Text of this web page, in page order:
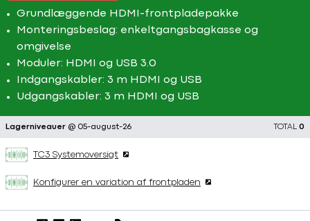
Grundlæggende HDMI-frontpladepakke
Monteringsbeslag: enkeltgangsbagkasse og
omgivelse
Moduler: HDMI og USB 3.0
Indgangskabler: 3 m HDMI og USB
Udgangskabler: 3 m HDMI og USB
Lagerniveauer @ 05-august-26 TOTAL 0
TC3 Systemoversigt
Konfigurer en variation af frontpladen